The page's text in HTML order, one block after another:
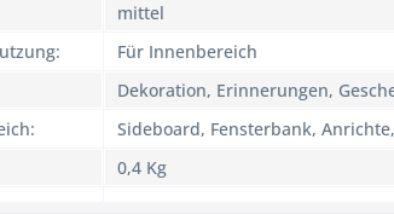
mittel
Für Innenbereich
Dekoration, Erinnerungen,
Sideboard, Fensterbank,
0,4 Kg